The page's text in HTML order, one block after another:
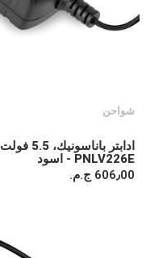
شواحن
PNLV226E - اسود
606٫00 ج.م.‏